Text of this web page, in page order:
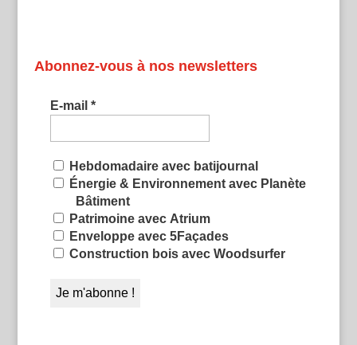
Abonnez-vous à nos newsletters
E-mail *
Hebdomadaire avec batijournal
Énergie & Environnement avec Planète
Bâtiment
Patrimoine avec Atrium
Enveloppe avec 5Façades
Construction bois avec Woodsurfer